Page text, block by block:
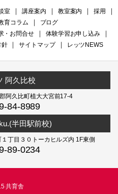
室 講座案内 教室案内 採用
育コラム
ブログ
・お問合せ 体験学習お申し込み
針 サイトマップ レッツNEWS
阿久比校
阿久比町植大大宮前17-4
84-8989
半田駅前校)
丁目３０トーカヒルズ内 1F東側
89-0234
共育舎